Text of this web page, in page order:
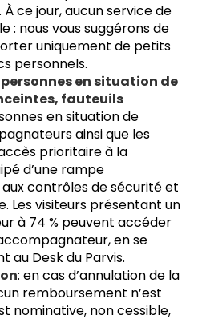
ce jour, aucun service de
: nous vous suggérons de
uniquement de petits
personnels.
en situation de
fauteuils
en situation de
ainsi que les
prioritaire à la
d’une rampe
contrôles de sécurité et
Les visiteurs présentant un
à 74 % peuvent accéder
en se
au Desk du Parvis.
: en cas d’annulation de la
remboursement n’est
nominative, non cessible,